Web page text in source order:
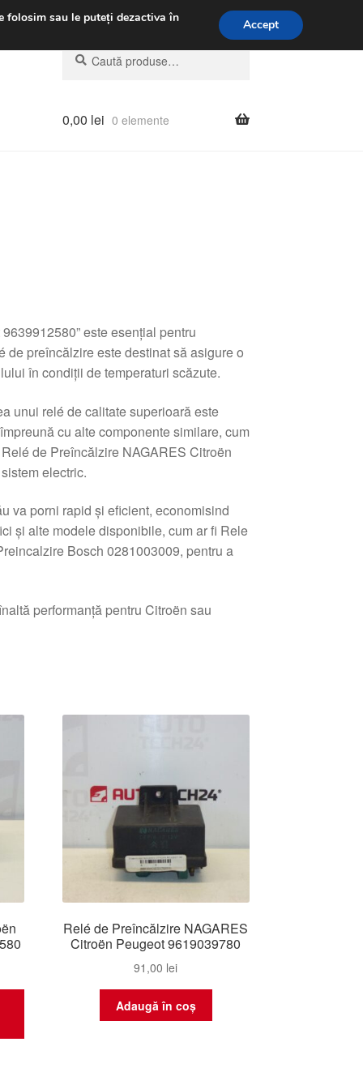
031 229 6816
Caută
după:
Caută
0,00 lei 0 elemente
este esențial pentru
preîncălzire este destinat să asigure o
în condiții de temperaturi scăzute.
unui relé de calitate superioară este
cu alte componente similare, cum
de Preîncălzire NAGARES Citroën
electric.
va porni rapid și eficient, economisind
și alte modele disponibile, cum ar fi Rele
Bosch 0281003009, pentru a
performanță pentru Citroën sau
Relé de Preîncălzire NAGARES
Citroën Peugeot 9619039780
91,00 lei
Adaugă în coș
folosim sau le puteți dezactiva în Accept